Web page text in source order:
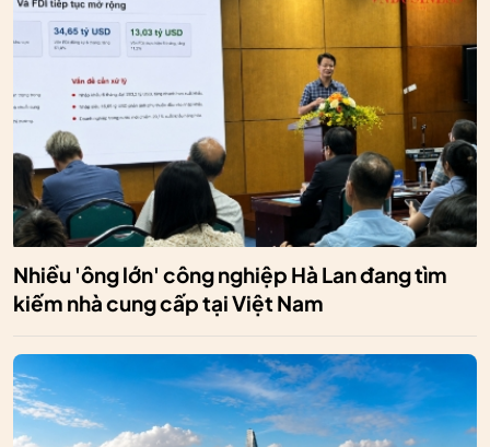
Nhiều 'ông lớn' công nghiệp Hà Lan đang tìm
kiếm nhà cung cấp tại Việt Nam